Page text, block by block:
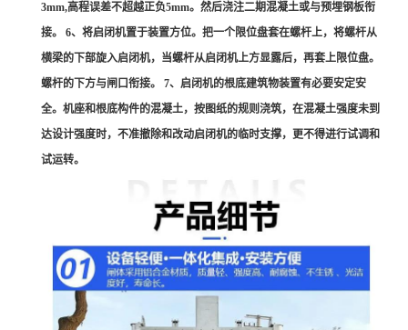
3mm,高程误差不超越正负5mm。然后浇注二期混凝土或与预埋钢板衔
接。 6、将启闭机置于装置方位。把一个限位盘套在螺杆上，将螺杆从
横梁的下部旋入启闭机，当螺杆从启闭机上方显露后，再套上限位盘。
螺杆的下方与闸口衔接。 7、启闭机的根底建筑物装置有必要安定安
全。机座和根底构件的混凝土，按图纸的规则浇筑，在混凝土强度未到
达设计强度时，不准撤除和改动启闭机的临时支撑，更不得进行试调和
试运转。